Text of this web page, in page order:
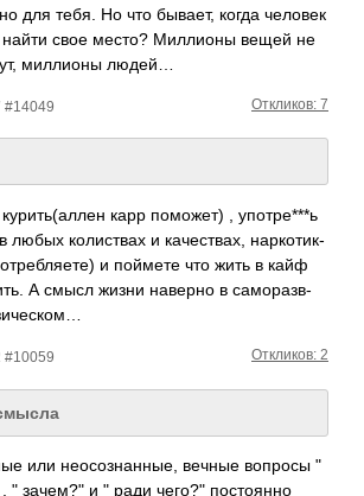
для тебя. Но что бывает, когда человек
свое место? Милл­ионы вещей не
милл­ионы людей…
#14049 Откликов: 7
карр помо­жет) , упот­ре***ь
любых коли­ствах и каче­ствах, нарк­отик­
и поймете что жить в кайф
А смысл жизни наверно в само­разв­
#10059 Откликов: 2
или неосознанные, вечные вопросы "
" зачем?" и " ради чего?" постоянно